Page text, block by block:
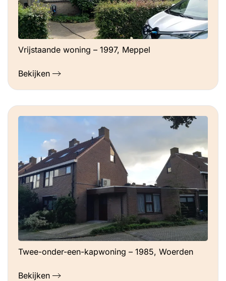
Vrijstaande woning – 1997, Meppel
Bekijken
Twee-onder-een-kapwoning – 1985, Woerden
Bekijken